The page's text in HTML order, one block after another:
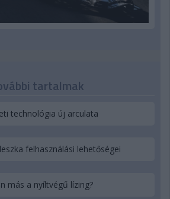
tartalmak
technológia új arculata
felhasználási lehetőségei
más a nyíltvégű lízing?